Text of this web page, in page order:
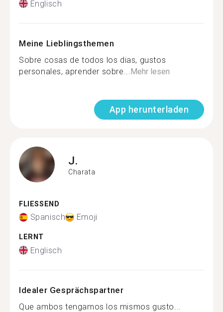
Englisch
Meine Lieblingsthemen
Sobre cosas de todos los dias, gustos
personales, aprender sobre... Mehr lesen
App herunterladen
J.
Charata
FLIESSEND
Spanisch Emoji
LERNT
Englisch
Idealer Gesprächspartner
Que ambos tengamos los mismos gusto...